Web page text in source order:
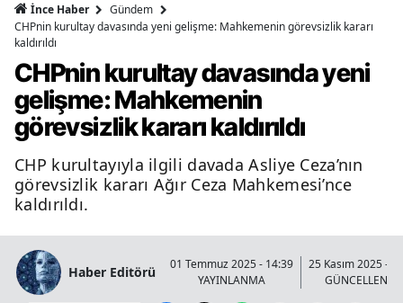
İnce Haber
Gündem
CHPnin kurultay davasında yeni gelişme: Mahkemenin görevsizlik kararı
kaldırıldı
CHPnin kurultay davasında yeni
gelişme: Mahkemenin
görevsizlik kararı kaldırıldı
CHP kurultayıyla ilgili davada Asliye Ceza’nın
görevsizlik kararı Ağır Ceza Mahkemesi’nce
kaldırıldı.
Haber Editörü
01 Temmuz 2025 - 14:39
YAYINLANMA
25 Kasım 2025 -
GÜNCELLENME